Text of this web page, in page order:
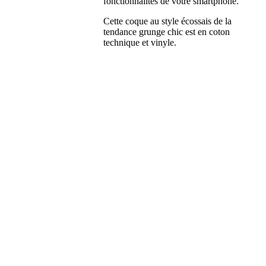
Cette coque au style écossais de la
tendance grunge chic est en coton
technique et vinyle.